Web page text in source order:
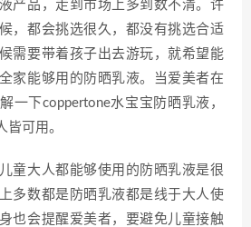
产品，走到市场上多到数不清。许
，都会挑选很久，都没有挑选合适
需要带着孩子出去游玩，就希望能
家能够用的防晒乳液。当爱美者在
一下coppertone水宝宝防晒乳液，
皆可用。
童大人都能够使用的防晒乳液是很
多数都是防晒乳液都是线于大人使
也会提醒爱美者，要避免儿童接触